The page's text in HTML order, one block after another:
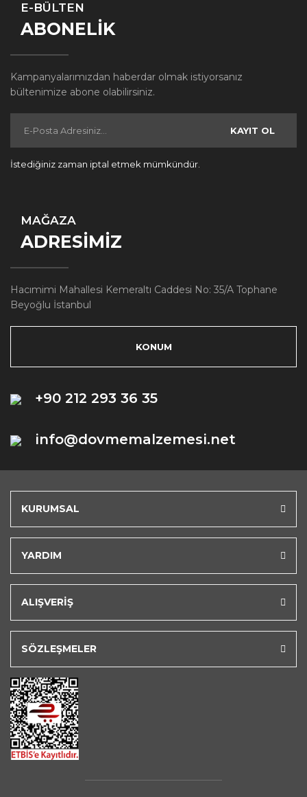
E-BÜLTEN
ABONELİK
Kampanyalarımızdan haberdar olmak istiyorsanız
bültenimize abone olabilirsiniz.
KAYIT OL
İstediğiniz zaman iptal etmek mümkündür.
MAĞAZA
ADRESİMİZ
Hacımimi Mahallesi Kemeraltı Caddesi No: 35/A Tophane
Beyoğlu İstanbul
KONUM
+90 212 293 36 35
info@dovmemalzemesi.net
KURUMSAL
YARDIM
ALIŞVERİŞ
SÖZLEŞMELER